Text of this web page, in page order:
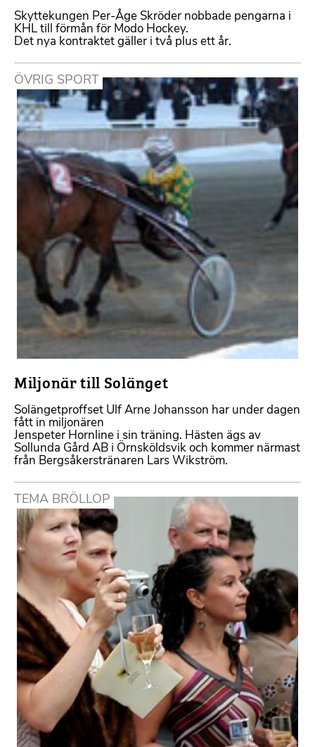
Skyttekungen Per-Åge Skröder nobbade pengarna i
KHL till förmån för Modo Hockey.
Det nya kontraktet gäller i två plus ett år.
ÖVRIG SPORT
Miljonär till Solänget
Solängetproffset Ulf Arne Johansson har under dagen
fått in miljonären
Jenspeter Hornline i sin träning. Hästen ägs av
Sollunda Gård AB i Örnsköldsvik och kommer närmast
från Bergsåkerstränaren Lars Wikström.
TEMA BRÖLLOP